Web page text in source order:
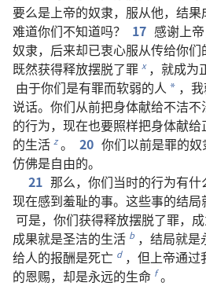
要么是上帝的奴隶， 服从他， 结果
难道你们不知道吗？ 17 感谢上帝
奴隶， 后来却已衷心服从传给你们
既然获得释放摆脱了罪 x ， 就成为
由于你们是有罪而软弱的人 * ， 我
说话。 你们从前把身体献给不洁不
的行为， 现在也要照样把身体献给
的生活 z 。 20 你们以前是罪的奴
仿佛是自由的。
21 那么， 你们当时的行为有什
现在感到羞耻的事。 这些事的结局
可是， 你们获得释放摆脱了罪，
成果就是圣洁的生活 b ， 结局就是
给人的报酬是死亡 d ， 但上帝通过
的恩赐， 却是永远的生命 f 。